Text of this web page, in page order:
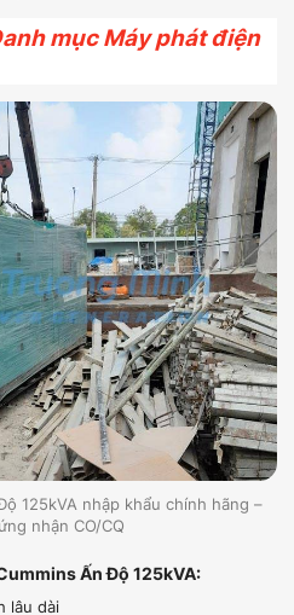
mục Máy phát điện
125kVA nhập khẩu chính hãng –
nhận CO/CQ
Ấn Độ 125kVA:
lâu dài